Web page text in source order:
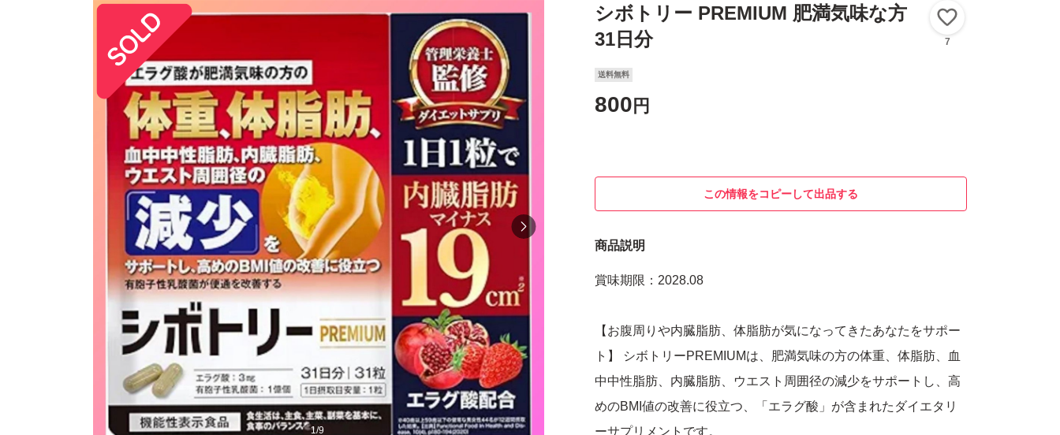
1/9
シボトリー PREMIUM 肥満気味な方
31日分
7
送料無料
800 円
この情報をコピーして出品する
商品説明
賞味期限：2028.08
【お腹周りや内臓脂肪、体脂肪が気になってきたあなたをサポー
ト】 シボトリーPREMIUMは、肥満気味の方の体重、体脂肪、血
中中性脂肪、内臓脂肪、ウエスト周囲径の減少をサポートし、高
めのBMI値の改善に役立つ、「エラグ酸」が含まれたダイエタリ
ーサプリメントです。